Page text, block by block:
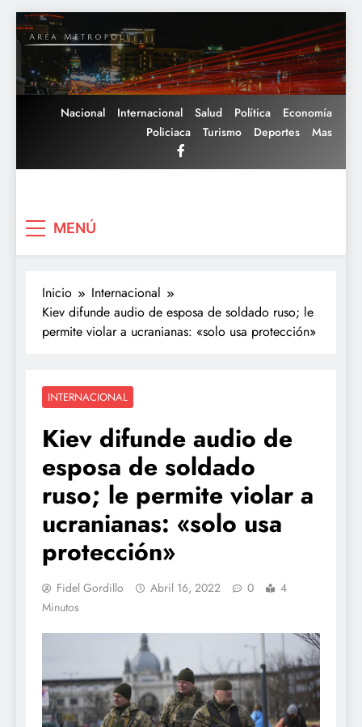
Saltar
al
contenido
Nacional Internacional Salud Política
Economía
Policiaca
Turismo Deportes Mas
MENÚ
Inicio
Internacional
Kiev difunde audio de esposa de soldado ruso; le
permite violar a ucranianas: «solo usa protección»
INTERNACIONAL
Kiev difunde audio de
esposa de soldado
ruso; le permite violar a
ucranianas: «solo usa
protección»
Fidel Gordillo Abril 16, 2022 0
4
Minutos